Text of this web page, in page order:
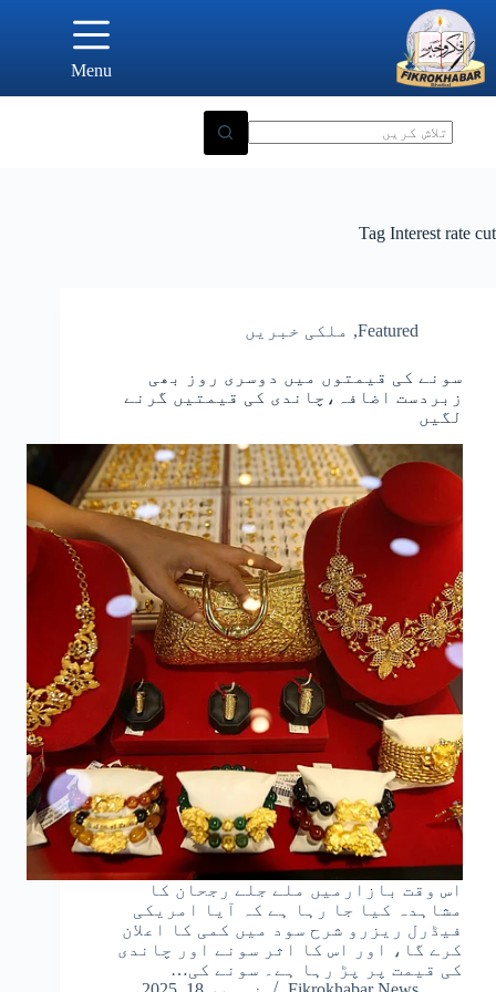
content
Menu
Tag Interest rate cut
Featured
, ملکی خبریں
سونے کی قیمتوں میں دوسری روز بھی
زبردست اضافہ،چاندی کی قیمتیں گرنے
لگیں
اس وقت بازارمیں ملے جلے رجحان کا
مشاہدہ کیا جا رہا ہے کہ آیا امریکی
فیڈرل ریزرو شرح سود میں کمی کا اعلان
کرے گا، اور اس کا اثر سونے اور چاندی
کی قیمت پر پڑ رہا ہے۔ سونے کی…